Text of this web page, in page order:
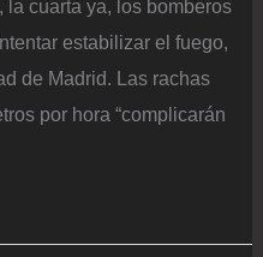
cuarta ya, los bomberos
estabilizar el fuego,
de Madrid. Las rachas
por hora “complicarán